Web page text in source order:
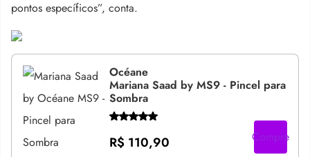
pontos específicos”, conta.
Océane
Mariana Saad by MS9 - Pincel para
Sombra
R$ 110,90 Compre